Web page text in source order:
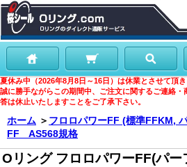
夏休み中（2026年8月8日～16日）は休業とさせて頂き
誠に勝手ながらこの期間中、ご注文に関するご連絡
答は休止いたしますことをご了承下さい。
ホーム ＞ フロロパワーFF (標準FFKM,
FF AS568規格
Oリング フロロパワーFF(パー